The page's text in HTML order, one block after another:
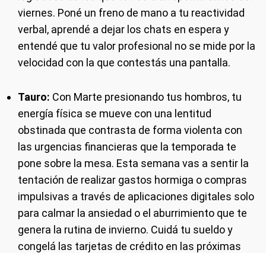
viernes. Poné un freno de mano a tu reactividad
verbal, aprendé a dejar los chats en espera y
entendé que tu valor profesional no se mide por la
velocidad con la que contestás una pantalla.
Tauro: Con Marte presionando tus hombros, tu
energía física se mueve con una lentitud
obstinada que contrasta de forma violenta con
las urgencias financieras que la temporada te
pone sobre la mesa. Esta semana vas a sentir la
tentación de realizar gastos hormiga o compras
impulsivas a través de aplicaciones digitales solo
para calmar la ansiedad o el aburrimiento que te
genera la rutina de invierno. Cuidá tu sueldo y
congelá las tarjetas de crédito en las próximas